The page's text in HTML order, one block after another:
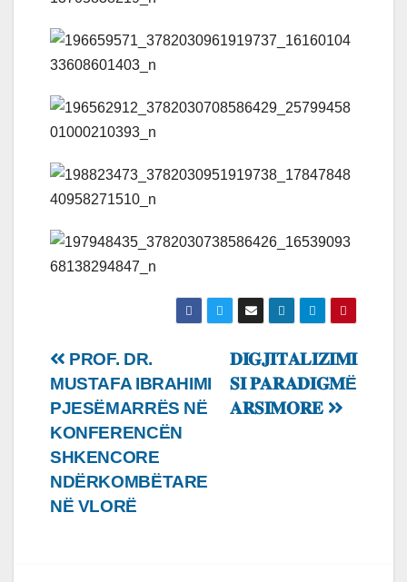
Lëvizje
te
postimet
𝐃𝐈𝐆𝐉𝐈𝐓𝐀𝐋𝐈𝐙𝐈𝐌𝐈
𝐒𝐈 𝐏𝐀𝐑𝐀𝐃𝐈𝐆𝐌Ë
𝐀𝐑𝐒𝐈𝐌𝐎𝐑𝐄
PROF. DR.
MUSTAFA IBRAHIMI
PJESËMARRËS NË
KONFERENCËN
SHKENCORE
NDËRKOMBËTARE
NË VLORË